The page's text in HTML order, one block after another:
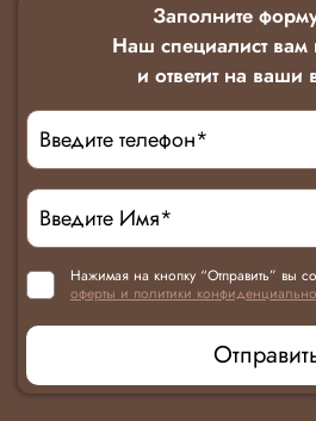
Заполните
Наш специалист вам
и ответит на ваши
Нажимая на кнопку “Отправить” вы
оферты и политики